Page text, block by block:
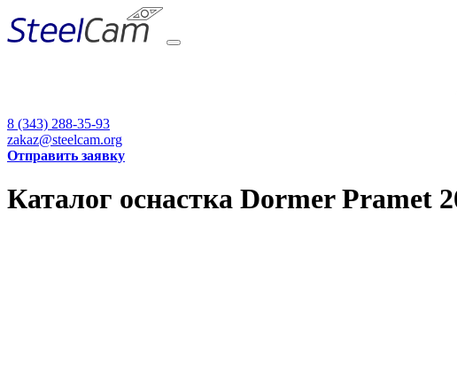
8 (343) 288-35-93
zakaz@steelcam.org
Отправить заявку
Каталог оснастка Dormer Pramet